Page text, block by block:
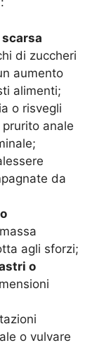
di zuccheri
aumento
alimenti;
o risvegli
anale
da
agli sforzi;
o
o vulvare